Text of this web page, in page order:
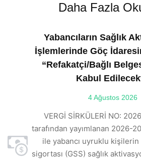
Daha Fazla
Yabancıların Sağlık
İşlemlerinde Göç
“Refakatçi/Bağlı
Kabul
4 Ağustos 2026
VERGİ SİRKÜLERİ NO:
tarafından yayımlanan 2026-
ile yabancı uyruklu kişilerin
sigortası (GSS) sağlık